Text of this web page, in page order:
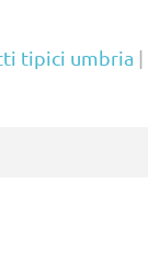
tipici umbria |